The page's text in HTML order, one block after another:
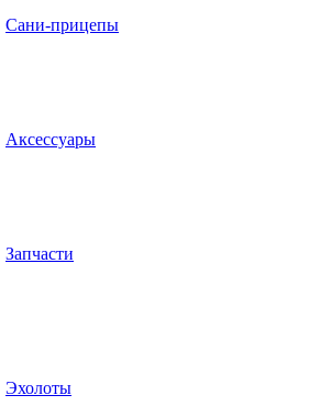
Сани-прицепы
Аксессуары
Запчасти
Эхолоты